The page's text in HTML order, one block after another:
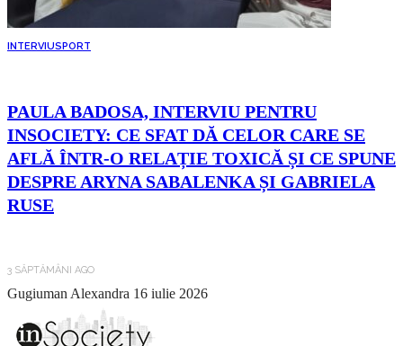
INTERVIUSPORT
PAULA BADOSA, INTERVIU PENTRU
INSOCIETY: CE SFAT DĂ CELOR CARE SE
AFLĂ ÎNTR-O RELAȚIE TOXICĂ ȘI CE SPUNE
DESPRE ARYNA SABALENKA ȘI GABRIELA
RUSE
3 SĂPTĂMÂNI AGO
Gugiuman Alexandra 16 iulie 2026